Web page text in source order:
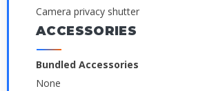
Camera privacy shutter
ACCESSORIES
Bundled Accessories
None